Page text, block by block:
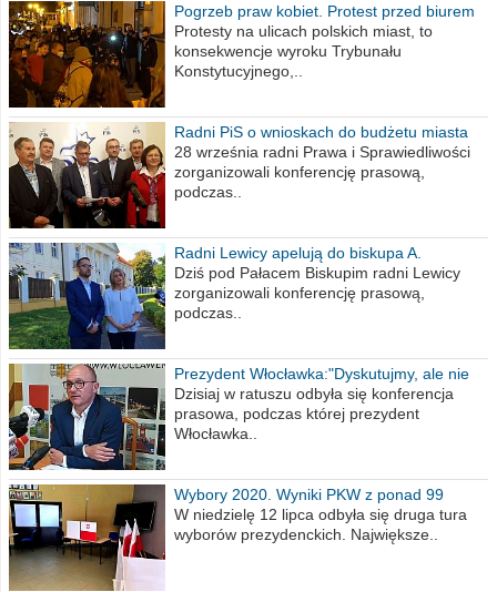
Pogrzeb praw kobiet. Protest przed biurem
poselskim PiS
Protesty na ulicach polskich miast, to
konsekwencje wyroku Trybunału
Konstytucyjnego,..
Radni PiS o wnioskach do budżetu miasta
na 2021 rok
28 września radni Prawa i Sprawiedliwości
zorganizowali konferencję prasową,
podczas..
Radni Lewicy apelują do biskupa A.
Wiesława Meringa
Dziś pod Pałacem Biskupim radni Lewicy
zorganizowali konferencję prasową,
podczas..
Prezydent Włocławka:"Dyskutujmy, ale nie
obrażajmy się”
Dzisiaj w ratuszu odbyła się konferencja
prasowa, podczas której prezydent
Włocławka..
Wybory 2020. Wyniki PKW z ponad 99
procent obwodów
W niedzielę 12 lipca odbyła się druga tura
wyborów prezydenckich. Największe..